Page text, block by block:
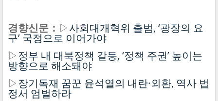
경향신문： ▷사회대개혁위 출범, ‘광장의 요
구’ 국정으로 이어가야
▷정부 내 대북정책 갈등, ‘정책 주권’ 높이는
방향으로 해소돼야
▷장기독재 꿈꾼 윤석열의 내란·외환, 역사 법
정서 엄벌하라